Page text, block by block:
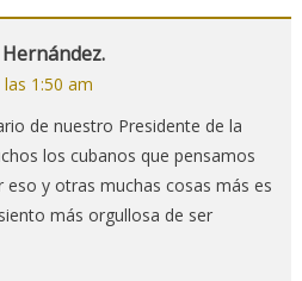
1:50 am
de nuestro Presidente de la
los cubanos que pensamos
eso y otras muchas cosas más es
más orgullosa de ser